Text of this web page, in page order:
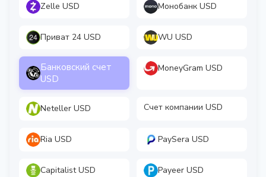
Zelle USD Монобанк USD
Приват 24 USD WU USD
Банковский счет
USD
MoneyGram USD
Neteller USD Счет компании USD
Ria USD PaySera USD
Capitalist USD Payeer USD